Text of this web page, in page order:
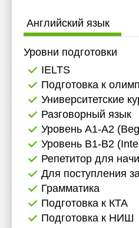
Английский язык
Уровни подготовки
IELTS
Подготовка к
Университетские
Разговорный язык
Уровень А1-А2
Уровень B1-B2
Репетитор для
Для поступления
Грамматика
Подготовка к КТА
Подготовка к НИШ